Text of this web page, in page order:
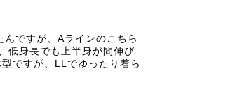
ですが、Aラインのこちら
低身長でも上半身が間伸び
ですが、LLでゆったり着ら